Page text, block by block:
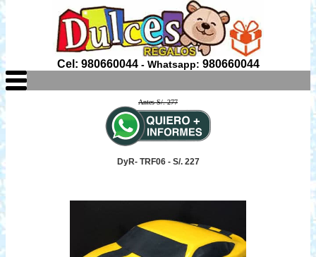
Cel: 980660044- Whatsapp: 980660044
Antes S/. 277
DyR- TRF06 - S/. 227